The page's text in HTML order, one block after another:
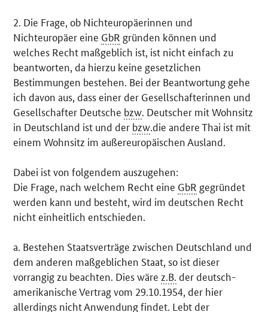
2. Die Frage, ob Nichteuropäerinnen und
Nichteuropäer eine GbR gründen können und
welches Recht maßgeblich ist, ist nicht einfach zu
beantworten, da hierzu keine gesetzlichen
Bestimmungen bestehen. Bei der Beantwortung gehe
ich davon aus, dass einer der Gesellschafterinnen und
Gesellschafter Deutsche bzw. Deutscher mit Wohnsitz
in Deutschland ist und der bzw.die andere Thai ist mit
einem Wohnsitz im außereuropäischen Ausland.
Dabei ist von folgendem auszugehen:
Die Frage, nach welchem Recht eine GbR gegründet
werden kann und besteht, wird im deutschen Recht
nicht einheitlich entschieden.
a. Bestehen Staatsverträge zwischen Deutschland und
dem anderen maßgeblichen Staat, so ist dieser
vorrangig zu beachten. Dies wäre z.B. der deutsch-
amerikanische Vertrag vom 29.10.1954, der hier
allerdings nicht Anwendung findet. Lebt der